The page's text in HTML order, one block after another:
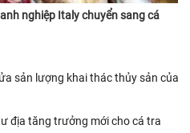
nghiệp Italy chuyển sang cá
sản lượng khai thác thủy sản của
địa tăng trưởng mới cho cá tra